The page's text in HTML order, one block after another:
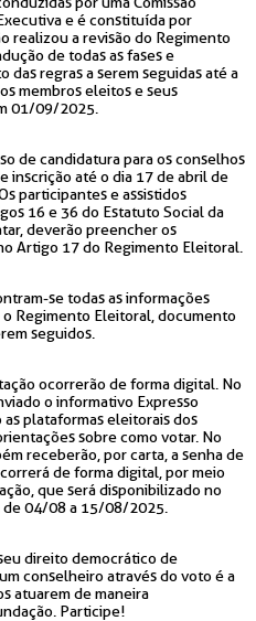
e é constituída por
realizou a revisão do Regimento
de todas as fases e
regras a serem seguidas até a
membros eleitos e seus
01/09/2025.
de candidatura para os conselhos
inscrição até o dia 17 de abril de
participantes e assistidos
16 e 36 do Estatuto Social da
deverão preencher os
Artigo 17 do Regimento Eleitoral.
se todas as informações
Regimento Eleitoral, documento
seguidos.
ocorrerão de forma digital. No
o informativo Expresso
as plataformas eleitorais dos
sobre como votar. No
receberão, por carta, a senha de
de forma digital, por meio
que será disponibilizado no
04/08 a 15/08/2025.
direito democrático de
conselheiro através do voto é a
atuarem de maneira
Participe!